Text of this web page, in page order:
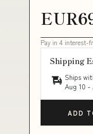
Pay in 4 interest-
Shipping
Ships
Aug 10 -
ADD